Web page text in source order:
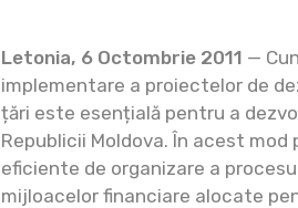
Letonia, 6 Octombrie 2011 —
implementare a proiectelor de
țări este esențială pentru a
Republicii Moldova. În acest
eficiente de organizare a
mijloacelor financiare alocate